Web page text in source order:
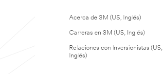
Acerca de 3M (US, Inglés)
Carreras en 3M (US, Inglés)
Relaciones con Inversionistas (US,
Inglés)